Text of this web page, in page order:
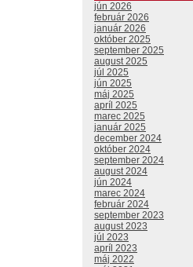
jún 2026
február 2026
január 2026
október 2025
september 2025
august 2025
júl 2025
jún 2025
máj 2025
apríl 2025
marec 2025
január 2025
december 2024
október 2024
september 2024
august 2024
jún 2024
marec 2024
február 2024
september 2023
august 2023
júl 2023
apríl 2023
máj 2022